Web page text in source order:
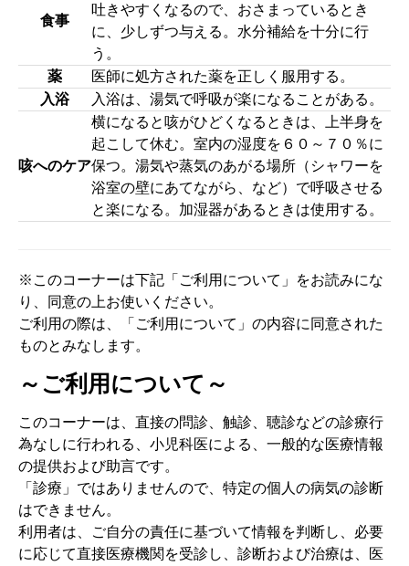
食事
吐きやすくなるので、おさまっているとき
に、少しずつ与える。水分補給を十分に行
う。
薬
医師に処方された薬を正しく服用する。
入浴
入浴は、湯気で呼吸が楽になることがある。
咳へのケア
横になると咳がひどくなるときは、上半身を
起こして休む。室内の湿度を６０～７０％に
保つ。湯気や蒸気のあがる場所（シャワーを
浴室の壁にあてながら、など）で呼吸させる
と楽になる。加湿器があるときは使用する。
※このコーナーは下記「ご利用について」をお読みにな
り、同意の上お使いください。
ご利用の際は、「ご利用について」の内容に同意された
ものとみなします。
～ご利用について～
このコーナーは、直接の問診、触診、聴診などの診療行
為なしに行われる、小児科医による、一般的な医療情報
の提供および助言です。
「診療」ではありませんので、特定の個人の病気の診断
はできません。
利用者は、ご自分の責任に基づいて情報を判断し、必要
に応じて直接医療機関を受診し、診断および治療は、医